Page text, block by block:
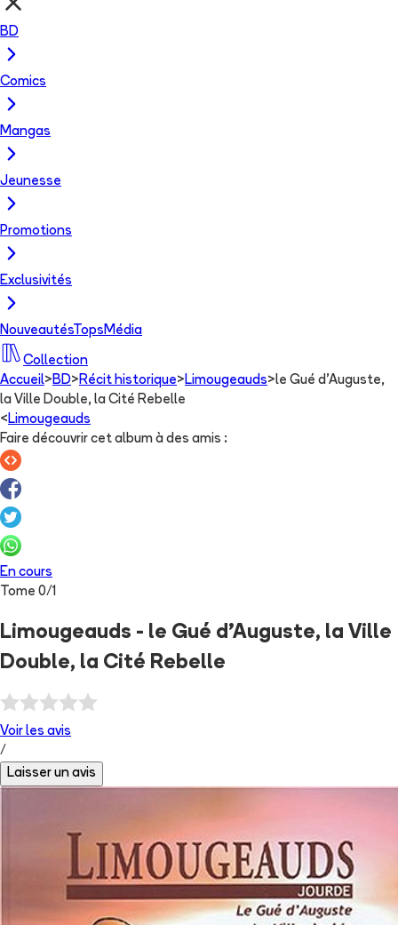
BD
Comics
Mangas
Jeunesse
Promotions
Exclusivités
NouveautésTops Média
Collection
Accueil> BD> Récit historique> Limougeauds>le Gué d'Auguste,
la Ville Double, la Cité Rebelle
< Limougeauds
Faire découvrir cet album à des amis :
En cours
Tome 0/1
Limougeauds - le Gué d'Auguste, la Ville
Double, la Cité Rebelle
Voir les avis
/
Laisser un avis